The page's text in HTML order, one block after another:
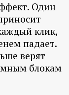
Один
клик,
падает.
верят
блокам